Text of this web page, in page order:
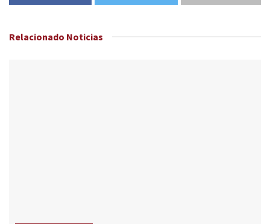
Relacionado Noticias